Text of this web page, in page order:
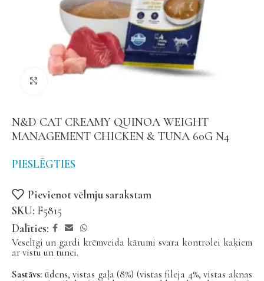
N&D CAT CREAMY QUINOA WEIGHT
MANAGEMENT CHICKEN & TUNA 60G N4
PIESLĒGTIES
Pievienot vēlmju sarakstam
SKU: F5815
Dalīties:
Veselīgi un gardi krēmveida kārumi svara kontrolei kaķiem
ar vistu un tunci.
Sastāvs: ūdens, vistas gaļa (8%) (vistas fileja 4%, vistas aknas